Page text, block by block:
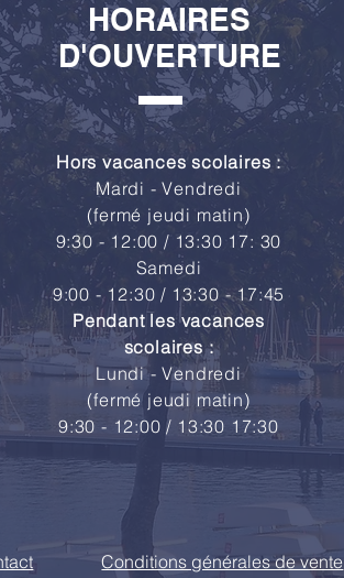
HORAIRES
D'OUVERTURE
Hors vacances scolaires :
Mardi - Vendredi
(fermé jeudi matin)
9:30 - 12:00 / 13:30 17: 30
Samedi
9:00 - 12:30 / 13:30 - 17:45
Pendant les vacances
scolaires :
Lundi - Vendredi
(fermé jeudi matin)
9:30 - 12:00 / 13:30 17:30
Conditions générales de vente